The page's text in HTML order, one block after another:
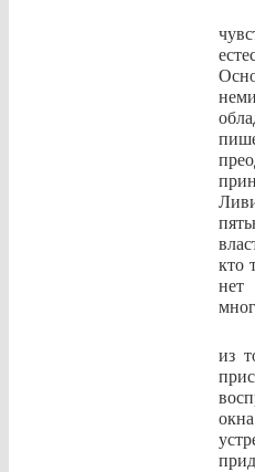
кто
нет
из